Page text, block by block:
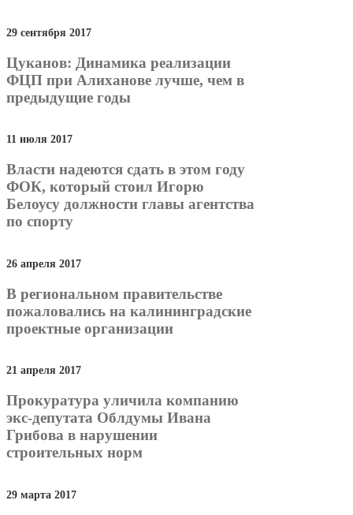
29 сентября 2017
Цуканов: Динамика реализации
ФЦП при Алиханове лучше, чем в
предыдущие годы
11 июля 2017
Власти надеются сдать в этом году
ФОК, который стоил Игорю
Белоусу должности главы агентства
по спорту
26 апреля 2017
В региональном правительстве
пожаловались на калининградские
проектные организации
21 апреля 2017
Прокуратура уличила компанию
экс-депутата Облдумы Ивана
Грибова в нарушении
строительных норм
29 марта 2017